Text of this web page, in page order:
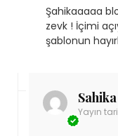
Şahikaaaaa
zevk ! İçimi
şablonun
Sahika
Yayın